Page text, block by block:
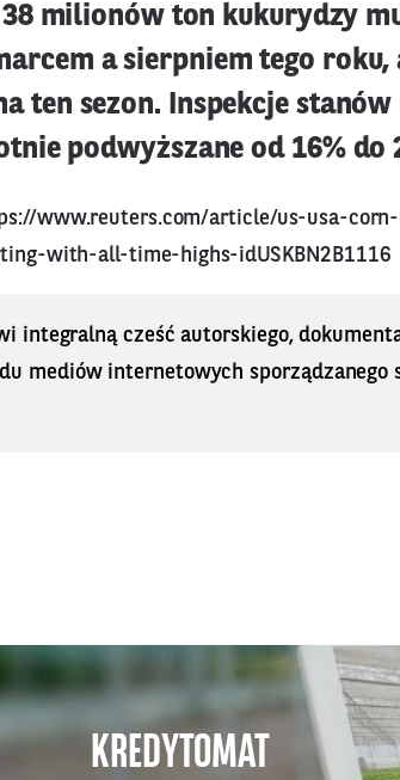
milionów ton kukurydzy
a sierpniem tego roku,
ten sezon. Inspekcje
podwyższane od 16% do
www.reuters.com/article/us-usa-
with-all-time-highs-idUSKBN2B1116
integralną cześć autorskiego,
mediów internetowych sporządzanego
KREDYTOMAT